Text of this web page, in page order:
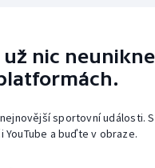
nic
sportovní události.
YouTube a buďte v obraze.